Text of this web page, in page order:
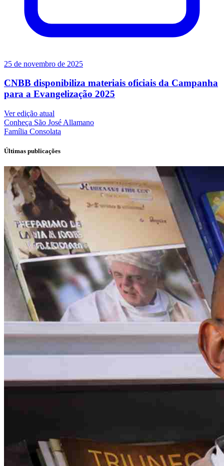
25 de novembro de 2025
CNBB disponibiliza materiais oficiais da Campanha
para a Evangelização 2025
Ver edição atual
Conheça São José Allamano
Família Consolata
Últimas publicações